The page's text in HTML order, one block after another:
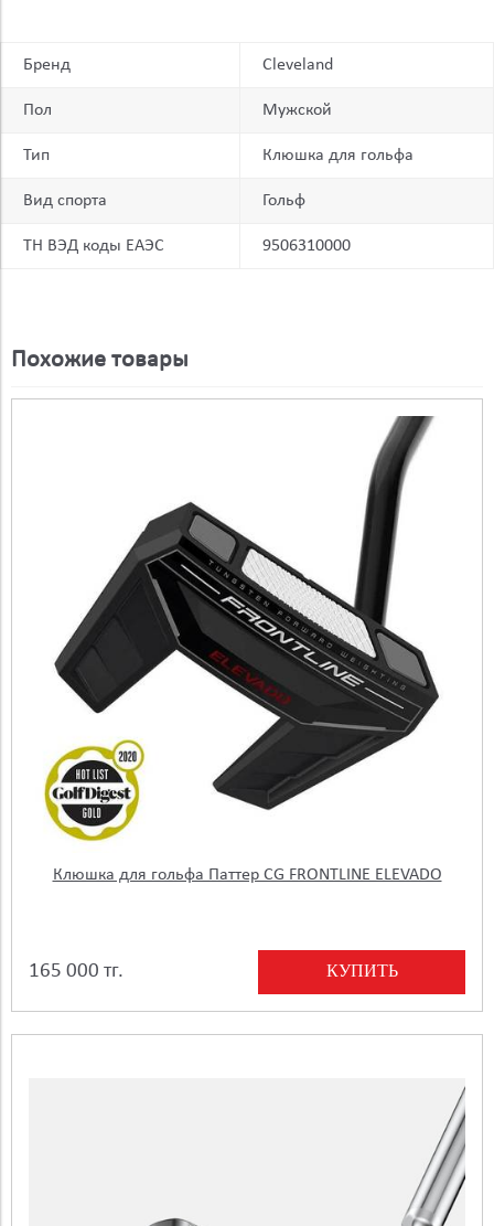
Бренд Cleveland
Пол Мужской
Тип Клюшка для гольфа
Вид спорта Гольф
ТН ВЭД коды ЕАЭС 9506310000
Похожие товары
Клюшка для гольфа Паттер CG FRONTLINE ELEVADO
165 000 тг. КУПИТЬ